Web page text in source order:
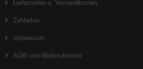
Lieferzeiten u. Versandkosten
Zahlarten
Impressum
AGB und Widerrufsrecht